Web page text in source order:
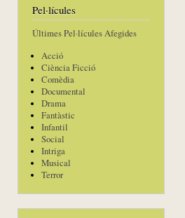
Pel·lícules
Últimes Pel·lícules Afegides
Acció
Ciència Ficció
Comèdia
Documental
Drama
Fantàstic
Infantil
Social
Intriga
Musical
Terror